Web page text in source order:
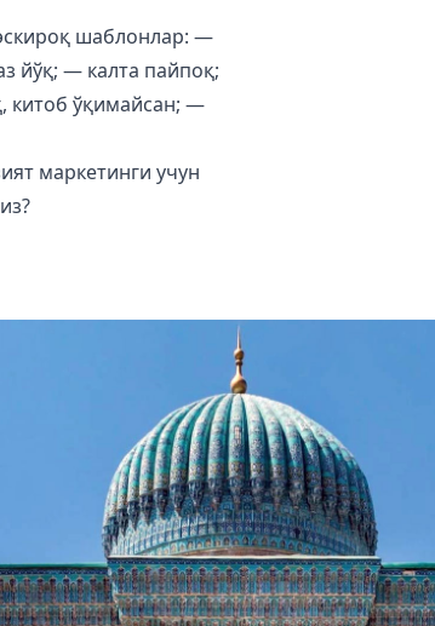
шаблонлар: —
йўқ; — калта пайпоқ;
китоб ўқимайсан; —
маркетинги учун